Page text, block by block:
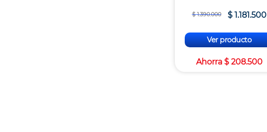
$ 1.390.000 $ 1.181.500
Ver producto
Ahorra $ 208.500